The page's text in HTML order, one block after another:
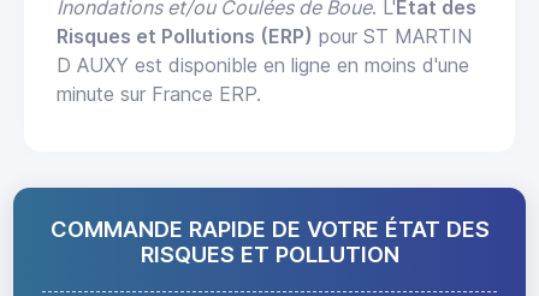
Inondations et/ou Coulées de Boue. L' État des
Risques et Pollutions (ERP) pour ST MARTIN
D AUXY est disponible en ligne en moins d'une
minute sur France ERP.
COMMANDE RAPIDE DE VOTRE ÉTAT DES
RISQUES ET POLLUTION